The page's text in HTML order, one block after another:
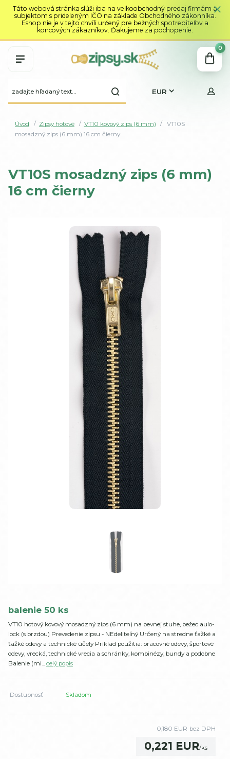
Táto webová stránka slúži iba na veľkoobchodný predaj firmám a
subjektom s prideleným IČO na základe Obchodného zákonníka.
Eshop nie je v tejto chvíli určený pre bežných spotrebiteľov a
koncových zákazníkov. Ďakujeme za pochopenie.
EUR
0
Úvod Zipsy hotové VT10 kovový zips (6 mm)
VT10S
mosadzný zips (6 mm) 16 cm čierny
VT10S mosadzný zips (6 mm)
16 cm čierny
balenie 50 ks
VT10 hotový kovový mosadzný zips (6 mm) na pevnej stuhe, bežec aulo-
lock (s brzdou) Prevedenie zipsu - NEdeliteľný Určený na stredne ťažké a
ťažké odevy a technické účely Príklad použitia: pracovné odevy, športové
odevy, vrecká, technické vrecia a schránky, kombinézy, bundy a podobne
Balenie (mi... celý popis
Dostupnosť Skladom
0,221 EUR/ks
0,180 EUR bez DPH